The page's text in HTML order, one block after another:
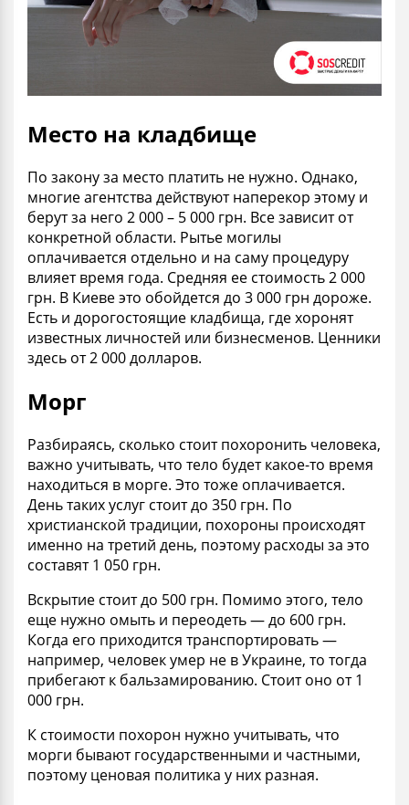
Место на кладбище
По закону за место платить не нужно. Однако,
многиеагентства действуют наперекор этому и
берут за него 2 000 – 5 000 грн. Все зависит от
конкретной области. Рытье могилы
оплачивается отдельно и на саму процедуру
влияет время года. Средняя ее стоимость 2 000
грн. В Киеве это обойдется до 3 000 грн дороже.
Есть и дорогостоящие кладбища, где хоронят
известных личностей или бизнесменов. Ценники
здесь от 2 000 долларов.
Морг
Разбираясь, сколько стоит похоронить человека,
важно учитывать, что тело будет какое-то время
находиться в морге. Это тоже оплачивается.
День таких услуг стоит до 350 грн. По
христианской традиции, похороны происходят
именно на третий день, поэтому расходы за это
составят 1 050 грн.
Вскрытие стоит до 500 грн. Помимо этого, тело
еще нужно омыть и переодеть — до 600 грн.
Когда его приходится транспортировать —
например, человек умер не в Украине, то тогда
прибегают к бальзамированию. Стоит оно от 1
000 грн.
К стоимости похорон нужно учитывать, что
морги бывают государственными и частными,
поэтому ценовая политика у них разная.